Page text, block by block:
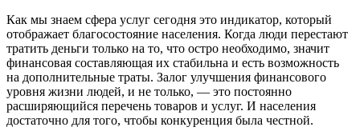
Как мы знаем сфера услуг сегодня это индикатор, который
отображает благосостояние населения. Когда люди перестают
тратить деньги только на то, что остро необходимо, значит
финансовая составляющая их стабильна и есть возможность
на дополнительные траты. Залог улучшения финансового
уровня жизни людей, и не только, — это постоянно
расширяющийся перечень товаров и услуг. И населения
достаточно для того, чтобы конкуренция была честной.